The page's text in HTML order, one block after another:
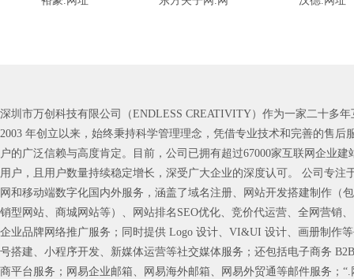
深圳市万创科技有限公司（ENDLESS CREATIVITY）作为一家二十多
2003 年创立以来，始终秉持科学管理理念，凭借专业技术和完善的售后
户的广泛信赖与高度肯定。目前，公司已拥有超过67000家互联网企业建
用户，且用户数量持续稳定增长，深受广大企业的深度认可。 公司专注
网和移动端数字化国内外服务，涵盖了域名注册、网站开发搭建制作（
销型网站、商城网站等）、网站排名SEO优化、竞价代运营、全网营销
企业品牌网络推广服务；同时提供 Logo 设计、VI&UI 设计、画册制作
号搭建、小程序开发、新媒体运营等社交媒体服务；还包括电子商务
商平台服务；网易企业邮箱、网易海外邮箱、网易外贸通等邮件服务；“.